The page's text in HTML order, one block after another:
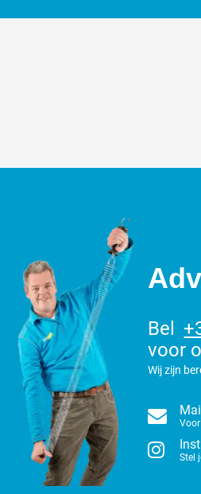
Bel
voor
Wij zijn
Stel